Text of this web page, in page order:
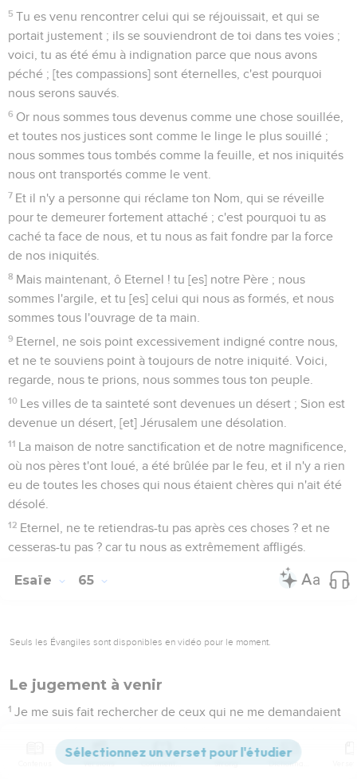
5 Tu es venu rencontrer celui qui se réjouissait, et qui se
portait justement ; ils se souviendront de toi dans tes voies ;
voici, tu as été ému à indignation parce que nous avons
péché ; [tes compassions] sont éternelles, c'est pourquoi
nous serons sauvés.
6 Or nous sommes tous devenus comme une chose souillée,
et toutes nos justices sont comme le linge le plus souillé ;
nous sommes tous tombés comme la feuille, et nos iniquités
nous ont transportés comme le vent.
7 Et il n'y a personne qui réclame ton Nom, qui se réveille
pour te demeurer fortement attaché ; c'est pourquoi tu as
caché ta face de nous, et tu nous as fait fondre par la force
de nos iniquités.
8 Mais maintenant, ô Eternel ! tu [es] notre Père ; nous
sommes l'argile, et tu [es] celui qui nous as formés, et nous
sommes tous l'ouvrage de ta main.
9 Eternel, ne sois point excessivement indigné contre nous,
et ne te souviens point à toujours de notre iniquité. Voici,
regarde, nous te prions, nous sommes tous ton peuple.
10 Les villes de ta sainteté sont devenues un désert ; Sion est
devenue un désert, [et] Jérusalem une désolation.
11 La maison de notre sanctification et de notre magnificence,
où nos pères t'ont loué, a été brûlée par le feu, et il n'y a rien
eu de toutes les choses qui nous étaient chères qui n'ait été
désolé.
12 Eternel, ne te retiendras-tu pas après ces choses ? et ne
cesseras-tu pas ? car tu nous as extrêmement affligés.
Esaïe 65
Seuls les Évangiles sont disponibles en vidéo pour le moment.
Le jugement à venir
1 Je me suis fait rechercher de ceux qui ne me demandaient
point ; j'ai dit à la nation qui ne s'appelait point de mon Nom ;
me voici, me voici.
Versions Commentaires Strong